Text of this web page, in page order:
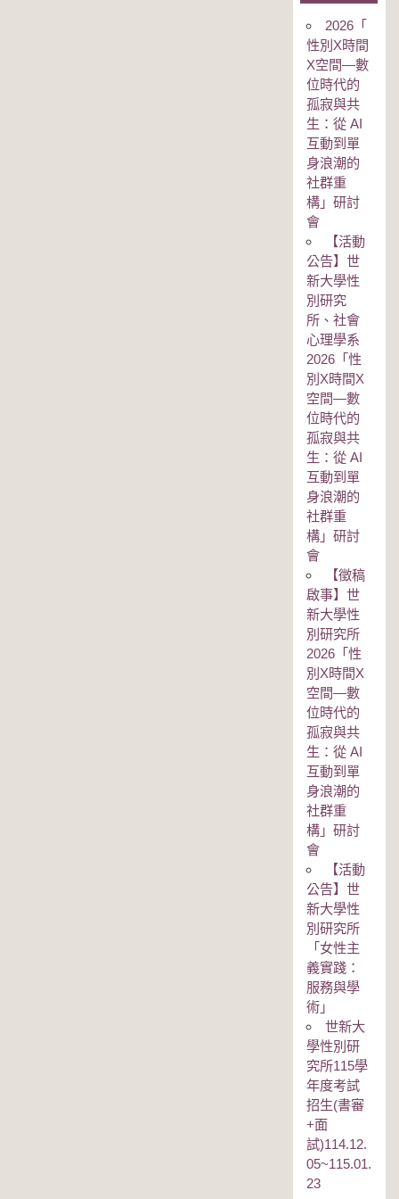
2026「
性別Χ時間
Χ空間—數
位時代的
孤寂與共
生：從 AI
互動到單
身浪潮的
社群重
構」研討
會
【活動
公告】世
新大學性
別研究
所、社會
心理學系
2026「性
別Χ時間Χ
空間—數
位時代的
孤寂與共
生：從 AI
互動到單
身浪潮的
社群重
構」研討
會
【徵稿
啟事】世
新大學性
別研究所
2026「性
別Χ時間Χ
空間—數
位時代的
孤寂與共
生：從 AI
互動到單
身浪潮的
社群重
構」研討
會
【活動
公告】世
新大學性
別研究所
「女性主
義實踐：
服務與學
術」
世新大
學性別研
究所115學
年度考試
招生(書審
+面
試)114.12.
05~115.01.
23